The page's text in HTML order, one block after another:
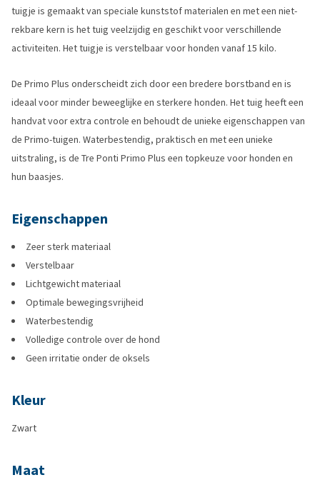
tuigje is gemaakt van speciale kunststof materialen en met een niet-
rekbare kern is het tuig veelzijdig en geschikt voor verschillende
activiteiten. Het tuigje is verstelbaar voor honden vanaf 15 kilo.
De Primo Plus onderscheidt zich door een bredere borstband en is
ideaal voor minder beweeglijke en sterkere honden. Het tuig heeft een
handvat voor extra controle en behoudt de unieke eigenschappen van
de Primo-tuigen. Waterbestendig, praktisch en met een unieke
uitstraling, is de Tre Ponti Primo Plus een topkeuze voor honden en
hun baasjes.
Eigenschappen
Zeer sterk materiaal
Verstelbaar
Lichtgewicht materiaal
Optimale bewegingsvrijheid
Waterbestendig
Volledige controle over de hond
Geen irritatie onder de oksels
Kleur
Zwart
Maat